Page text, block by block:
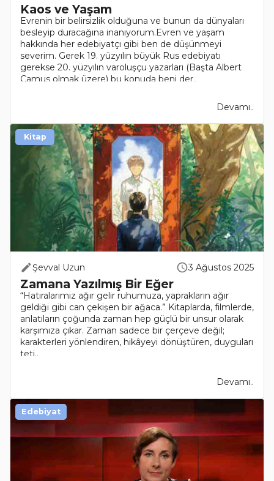
Kaos ve Yaşam
Evrenin bir belirsizlik olduğuna ve bunun da dünyaları
besleyip duracağına inanıyorum.Evren ve yaşam
hakkında her edebiyatçı gibi ben de düşünmeyi
severim. Gerek 19. yüzyılın büyük Rus edebiyatı
gerekse 20. yüzyılın varoluşçu yazarları (Başta Albert
Camus olmak üzere) bu konuda beni der..
Devamı..
Şevval Uzun 3 Ağustos 2025
Zamana Yazılmış Bir Eğer
“Hatıralarımız ağır gelir ruhumuza, yaprakların ağır
geldiği gibi can çekişen bir ağaca.” Kitaplarda, filmlerde,
anlatıların çoğunda zaman hep güçlü bir unsur olarak
karşımıza çıkar. Zaman sadece bir çerçeve değil;
karakterleri yönlendiren, hikâyeyi dönüştüren, duyguları
teti..
Devamı..
Kitap
Edebiyat